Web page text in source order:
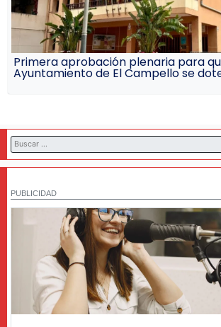
Primera aprobación plenaria para
Ayuntamiento de El Campello se
PUBLICIDAD